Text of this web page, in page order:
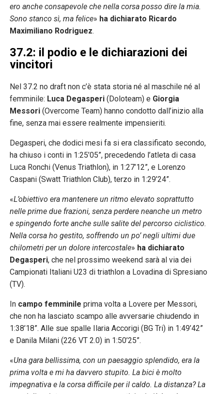
ero anche consapevole che nella corsa posso dire la mia.
Sono stanco sì, ma felice» ha dichiarato Ricardo
Maximiliano Rodriguez.
37.2: il podio e le dichiarazioni dei
vincitori
Nel 37.2 no draft non c’è stata storia né al maschile né al
femminile: Luca Degasperi (Doloteam) e Giorgia
Messori (Overcome Team) hanno condotto dall’inizio alla
fine, senza mai essere realmente impensieriti.
Degasperi, che dodici mesi fa si era classificato secondo,
ha chiuso i conti in 1:25’05”, precedendo l’atleta di casa
Luca Ronchi (Venus Triathlon), in 1:27’12”, e Lorenzo
Caspani (Swatt Triathlon Club), terzo in 1:29’24”.
«L’obiettivo era mantenere un ritmo elevato soprattutto
nelle prime due frazioni, senza perdere neanche un metro
e spingendo forte anche sulle salite del percorso ciclistico.
Nella corsa ho gestito, soffrendo un po’ negli ultimi due
chilometri per un dolore intercostale» ha dichiarato
Degasperi, che nel prossimo weekend sarà al via dei
Campionati Italiani U23 di triathlon a Lovadina di Spresiano
(TV).
In campo femminile prima volta a Lovere per Messori,
che non ha lasciato scampo alle avversarie chiudendo in
1:38’18”. Alle sue spalle Ilaria Accorigi (BG Tri) in 1:49’42”
e Danila Milani (226 VT 2.0) in 1:50’25”.
«Una gara bellissima, con un paesaggio splendido, era la
prima volta e mi ha davvero stupito. La bici è molto
impegnativa e la corsa difficile per il caldo. La distanza? La